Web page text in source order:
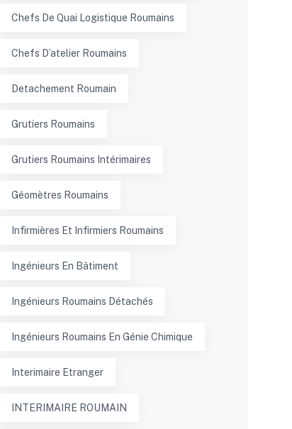
Chefs De Quai Logistique Roumains
Chefs D’atelier Roumains
Detachement Roumain
Grutiers Roumains
Grutiers Roumains Intérimaires
Géomètres Roumains
Infirmières Et Infirmiers Roumains
Ingénieurs En Bâtiment
Ingénieurs Roumains Détachés
Ingénieurs Roumains En Génie Chimique
Interimaire Etranger
INTERIMAIRE ROUMAIN